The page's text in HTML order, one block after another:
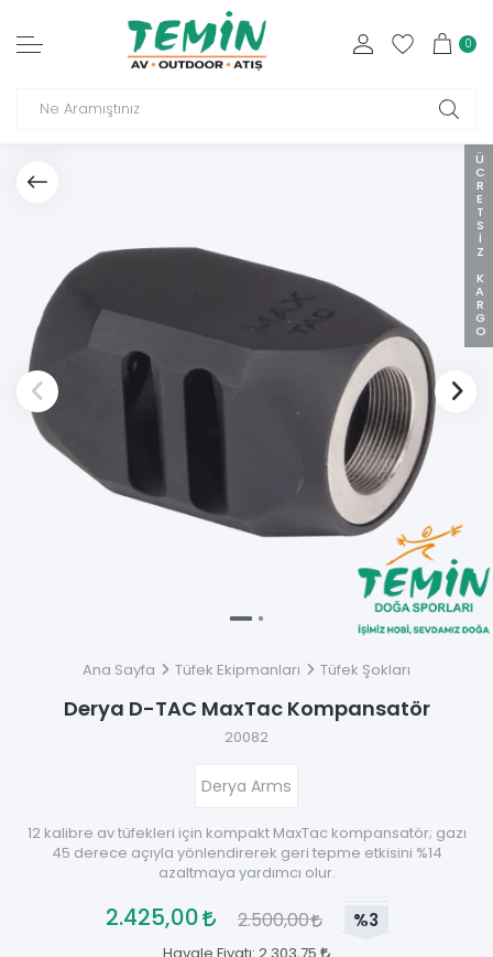
0
ÜCRETSIZ KARGO
Ana Sayfa Tüfek Ekipmanları Tüfek Şokları
Derya D-TAC MaxTac Kompansatör
20082
Derya Arms
12 kalibre av tüfekleri için kompakt MaxTac kompansatör; gazı
45 derece açıyla yönlendirerek geri tepme etkisini %14
azaltmaya yardımcı olur.
2.425,00 2.500,00 %3
Havale Fiyatı: 2.303,75